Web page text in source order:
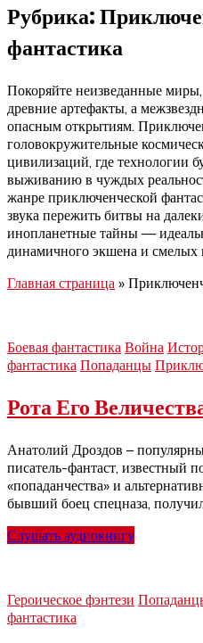
Рубрика:
фантастика
Покоряйте неизведанные миры,
древние артефакты, а
опасным открытиям.
головокружительные
цивилизаций, где технологии
выживанию в чуждых
жанре приключенческой
звука пережить битвы на
инопланетные тайны —
динамичного экшена и смелых
Главная страница »
Боевая фантастика Война
фантастика Попаданцы
Рота Его
Анатолий Дроздов –
писатель-фантаст, известный
«попаданчества» и
бывший боец спецназа,
Слушать аудиокнигу
Героическое фэнтези
фантастика